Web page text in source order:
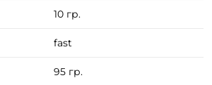
эргономичная рукоять из EVA.
удобного крепления крючка
дизайн удилища в сочетании с
10 гр.
fast
95 гр.